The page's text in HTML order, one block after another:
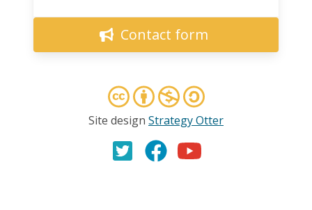
Contact form
Site design Strategy Otter